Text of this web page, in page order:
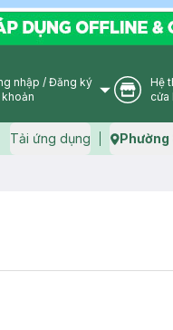
User Icon
nhập / Đăng ký
khoản
Hệ
cửa
Tải ứng dụng Phường